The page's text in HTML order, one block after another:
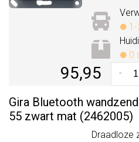
0
95,95 -
Gira Bluetooth
55 zwart mat (2462005)
Draadloze